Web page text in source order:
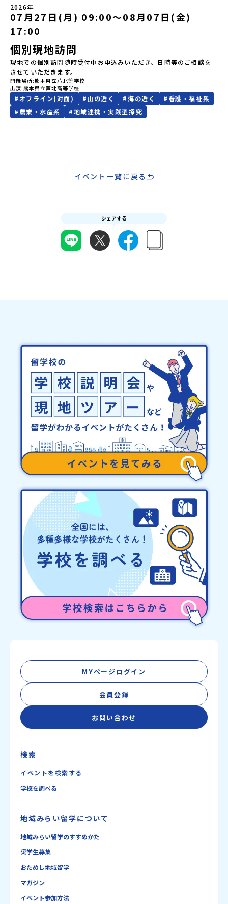
知メールをお受け取りいただけません。その場合は、
「@miratabi.jp」からのメールを受信できるよう設定をお願いいた
します。※結果に関する個別のお問合せにはお答えしておりません
ので、ご了承ください。・お申し込みについてお申込はお一人様1回
限りです。PC・スマートフォンからお申込ください。申込後の内容
変更はできません。お申込時は、メールアドレスの入力間違いにご
注意ください。・宿泊について１室に複数(同性2～4名程度)で宿泊
いただく予定です。・食事アレルギー対応について個別の詳細なア
レルギー対応希望にはお応えしかねる場合がございます。対応が必
要な場合は必ず事前にご相談ください。・参加取消や急遽参加でき
なくなった場合について参加決定後の参加お取り消しはご遠慮下さ
い。やむを得ないお取り消しの場合はお早めに事務局までご連絡く
ださい。・キャンセルポリシーやむを得ない参加お取り消しの場
加またはプログラム開始後の解除：100％・催行中止について天候な
にてご連絡いたします。・よくあるご質問その他、よくあるご質問
ム主催：一般財団法人地域・教育魅力化プラットフォーム＞「意志
ある若者にあふれる持続可能な地域・社会をつくる」というビジョ
地域留学体験」のプログラム開催情報を公式LINEにて配信中！ぜひ
い方へ〜全体説明を聞いたうえで、「プログラムで何をするの？」
「どんなまちなの？」という疑問にお答えする詳細配信です。2泊3
日のプログラムの中身をお伝えします。日時：6月10日(水) 19：
00〜20：00内容：どんなところ？プログラム詳細解説、質疑応答紹
介地域：鹿児島県出水市・出水工業高校/北海道標津町/岩手県八幡
平市/愛媛県鬼北町＊4つの地域のプログラムを1時間でぎゅっとお届
けします。お申し込み：https://c-mirai.jp/events/064069お気
軽にどうぞ！「はじめての一人旅だけど大丈夫？」「どんな体験が
できるの？」そんな保護者様の不安や、中学生のみなさんの素朴な
疑問にスタッフが直接お答えします。チャットでの質問も可能です
ので、ぜひご自宅からリラックスしてご参加ください。▼お申し込
み前に必ずご確認ください・参加規約への同意プログラムへの参加
た「当選確認フォーム」に３日以内に回答いただき、確認フォーム
の提出をもって参加確定とさせていただきます。当選確認フォーム
合は下記の地域みらい留学公式LINEよりご連絡をお願いします。※
受信制限設定をしていると、通知メールをお受け取りいただけませ
ん。その場合は、「@miratabi.jp」からのメールを受信できるよう
設定をお願いいたします。※結果に関する個別のお問合せにはお答
務局までご連絡ください。・キャンセルポリシーやむを得ない参加
お取り消しの場合、以下のルールに沿って対応させていただきま
す。ご了承ください。プログラム開催日の前日＜8月3日＞から、
【キャンセルのご連絡日：お支払いいただく旅行代金】・21日目に
あたる日以前：無料・20日目-8日目：20％・7日目-2日目：30％・
プログラム開始日の前日：40％・プログラム開始日当日：50％・ご
連絡無しでの不参加またはプログラム開始後の解除：100％・催行中
止について天候などの状況等によって開催を見合わせる可能性があ
ります。その場合は原則、開催日1週間前までにご連絡いたします。
又、最少催行人数に達しなかった場合は、開催日3週間前までに催行
中止の旨をメールにてご連絡いたします。・よくあるご質問その
他、よくあるご質問についてはこちらをご確認ください。運営団体
について＜プログラム主催：一般財団法人地域・教育魅力化プラッ
トフォーム＞「意志ある若者にあふれる持続可能な地域・社会をつ
くる」というビジョンを掲げ、2017年3月に島根県に設立した教育
事業団体です。日本全国約200の高校と連携しながら、中学卒業後に
地域の枠を越えて生徒一人ひとりの夢や価値観に合った地域・学校
で1〜3年間過ごすことができるシステム「地域みらい留学」をはじ
めとした、教育事業や地域活性モデルをつくり続けています。名
称：一般財団法人地域・教育魅力化プラットフォーム設 立：2017
年3月代表者：岩本 悠所在地：〒690-0842 島根県松江市東本町二
丁目25-6 みらいBASE2階 その他所在地公式HP：http://c-
platform.or.jp/お問い合わせ先担当：小川・小原E-mail：
info@miratabi.jp「おためし地域留学体験」のプログラム開催情報
を公式LINEにて配信中！ぜひご登録ください♪地域みらい留学公式
2026年
07月27日(月) 09:00〜08月07日(金)
17:00
個別現地訪問
現地での個別訪問随時受付中お申込みいただき、日時等のご相談を
させていただきます。
開催場所 熊本県立芦北等学校
出演 熊本県立芦北高等学校
#オフライン(対面) #山の近く #海の近く #看護・福祉系
# 農業・水産系 #地域連携・実践型探究
イベント一覧に戻る
シェアする
MYページログイン
会員登録
お問い合わせ
検索
イベントを検索する
学校を調べる
地域みらい留学について
地域みらい留学のすすめかた
奨学生募集
おためし地域留学
マガジン
イベント参加方法